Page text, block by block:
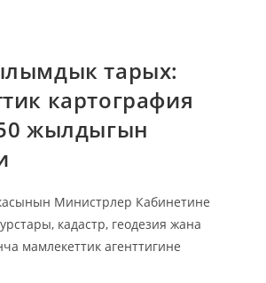
тарых:
картография
жылдыгын
Министрлер Кабинетине
кадастр, геодезия жана
мамлекеттик агенттигине